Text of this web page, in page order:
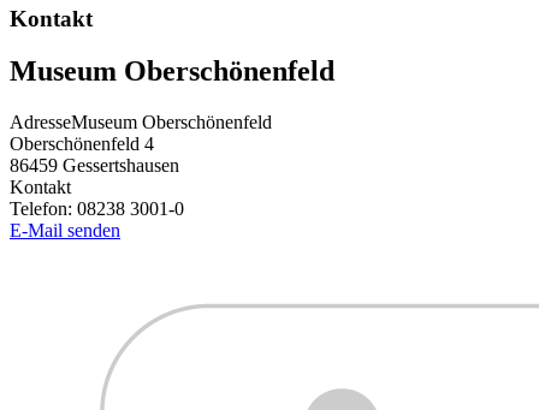
Kontakt
Museum Oberschönenfeld
AdresseMuseum Oberschönenfeld
Oberschönenfeld 4
86459 Gessertshausen
Kontakt
Telefon: 08238 3001-0
E-Mail senden